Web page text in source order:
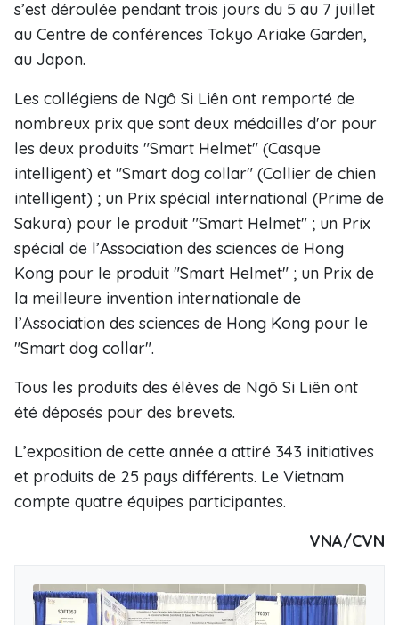
s’est déroulée pendant trois jours du 5 au 7 juillet
au Centre de conférences Tokyo Ariake Garden,
au Japon.
Les collégiens de Ngô Si Liên ont remporté de
nombreux prix que sont deux médailles d'or pour
les deux produits "Smart Helmet" (Casque
intelligent) et "Smart dog collar" (Collier de chien
intelligent) ; un Prix spécial international (Prime de
Sakura) pour le produit "Smart Helmet" ; un Prix
spécial de l’Association des sciences de Hong
Kong pour le produit "Smart Helmet" ; un Prix de
la meilleure invention internationale de
l’Association des sciences de Hong Kong pour le
"Smart dog collar".
Tous les produits des élèves de Ngô Si Liên ont
été déposés pour des brevets.
L’exposition de cette année a attiré 343 initiatives
et produits de 25 pays différents. Le Vietnam
compte quatre équipes participantes.
VNA/CVN